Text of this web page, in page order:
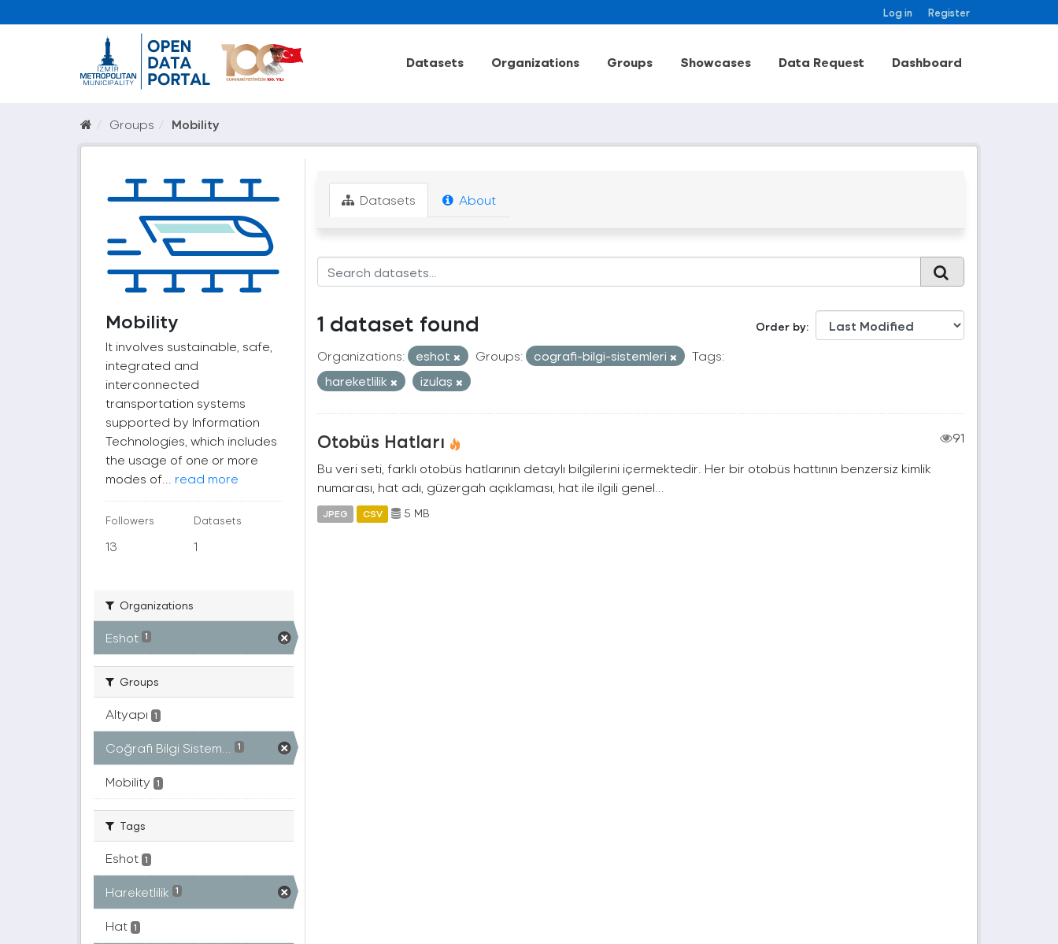
Log in Register
Datasets Organizations Groups Showcases Data Request Dashboard
Groups Mobility
Mobility
It involves sustainable, safe,
integrated and
interconnected
transportation systems
supported by Information
Technologies, which includes
the usage of one or more
modes of... read more
Followers
13
Datasets
1
Organizations
Eshot 1
Groups
Altyapı 1
Coğrafi Bilgi Sistem... 1
Mobility 1
Tags
Eshot 1
Hareketlilik 1
Hat 1
Datasets About
Order by
1 dataset found
Organizations: eshot Groups: cografi-bilgi-sistemleri
Tags:
hareketlilik
izulaş
Otobüs Hatları
91
Bu veri seti, farklı otobüs hatlarının detaylı bilgilerini içermektedir. Her bir otobüs hattının benzersiz kimlik
numarası, hat adı, güzergah açıklaması, hat ile ilgili genel...
JPEG CSV 5 MB